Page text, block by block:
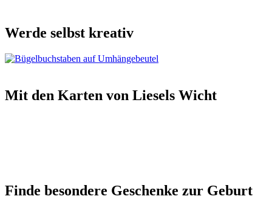
Werde selbst kreativ
Mit den Karten von Liesels Wicht
Finde besondere Geschenke zur Geburt